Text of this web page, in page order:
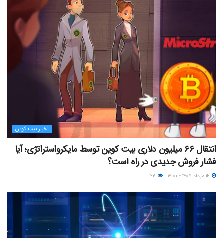
اخبار بیت کوین
انتقال ۶۶ میلیون دلاری بیت کوین توسط مایکرواستراتژی؛ آیا
فشار فروش جدیدی در راه است؟